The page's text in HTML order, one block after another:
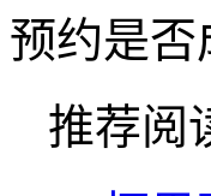
预约是否
推荐阅